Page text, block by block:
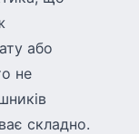
або
не
складно.